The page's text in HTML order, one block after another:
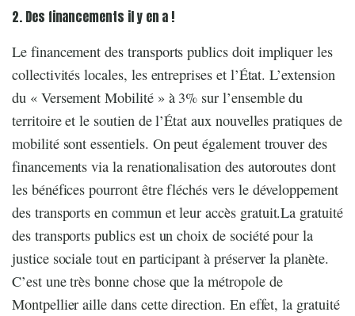
2. Des financements il y en a !
Le financement des transports publics doit impliquer les
collectivités locales, les entreprises et l’État. L’extension
du « Versement Mobilité » à 3% sur l’ensemble du
territoire et le soutien de l’État aux nouvelles pratiques de
mobilité sont essentiels. On peut également trouver des
financements via la renationalisation des autoroutes dont
les bénéfices pourront être fléchés vers le développement
des transports en commun et leur accès gratuit.La gratuité
des transports publics est un choix de société pour la
justice sociale tout en participant à préserver la planète.
C’est une très bonne chose que la métropole de
Montpellier aille dans cette direction. En effet, la gratuité